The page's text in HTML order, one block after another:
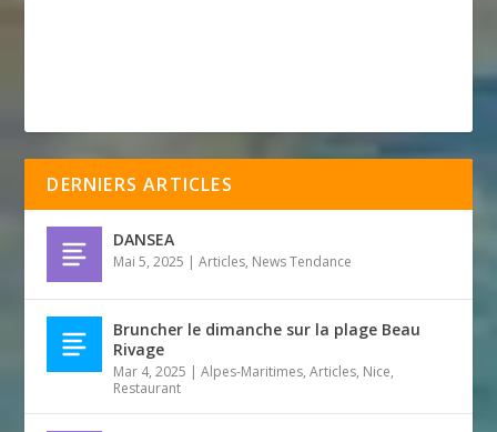
DERNIERS ARTICLES
DANSEA
Mai 5, 2025 |Articles, News Tendance
Bruncher le dimanche sur la plage Beau
Rivage
Mar 4, 2025 |Alpes-Maritimes,Articles, Nice,
Restaurant